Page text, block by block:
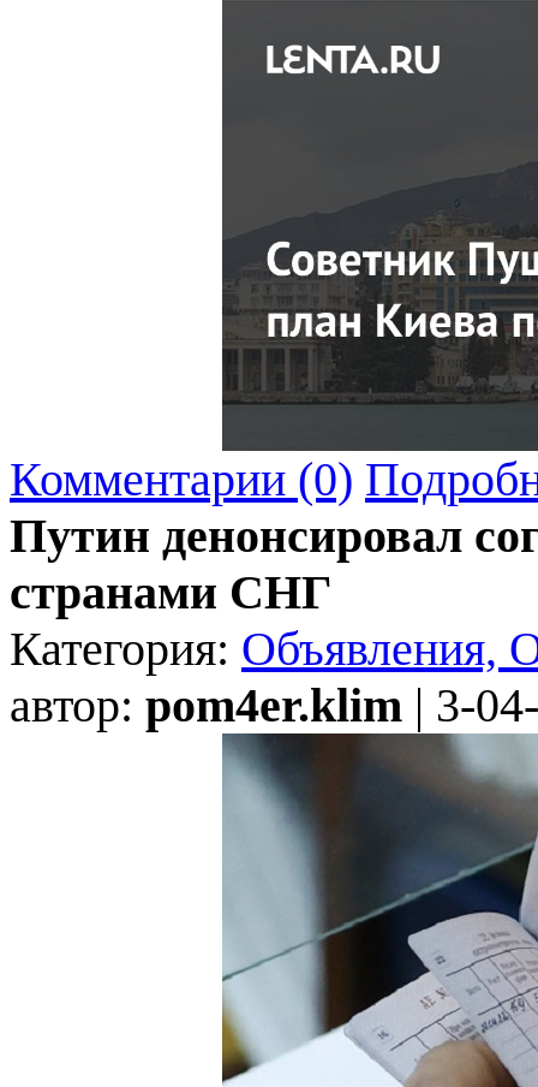
Комментарии (0)
Путин денонсировал
странами СНГ
Категория: Объявления,
автор: pom4er.klim | 3-